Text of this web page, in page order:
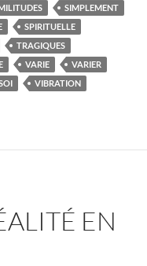
SIMPLEMENT
SPIRITUELLE
TRAGIQUES
VARIE
VARIER
VIBRATION
EN